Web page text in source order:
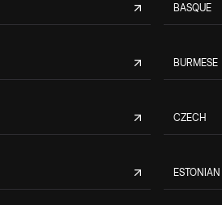
BASQUE
BURMESE
CZECH
ESTONIAN